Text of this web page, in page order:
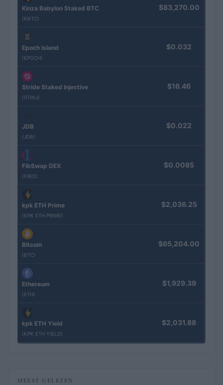
Kinza Babylon Staked BTC
(KBTC)
$83,270.00
Epoch Island
(EPOCH)
$0.032
Stride Staked Injective
(STINJ)
$16.46
JDB
(JDB)
$0.022
FibSwap DEX
(FIBO)
$0.0085
kpk ETH Prime
(KPK ETH PRIME)
$2,036.25
Bitcoin
(BTC)
$65,204.00
Ethereum
(ETH)
$1,929.39
kpk ETH Yield
(KPK ETH YIELD)
$2,031.88
MEEST GELEZEN